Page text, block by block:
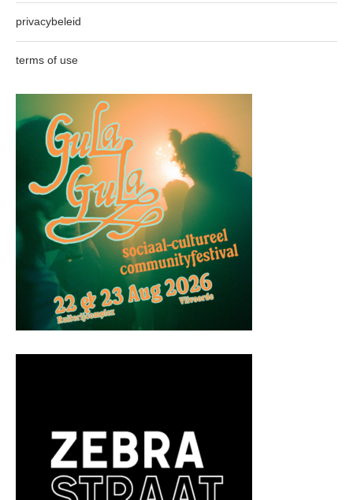
privacybeleid
terms of use